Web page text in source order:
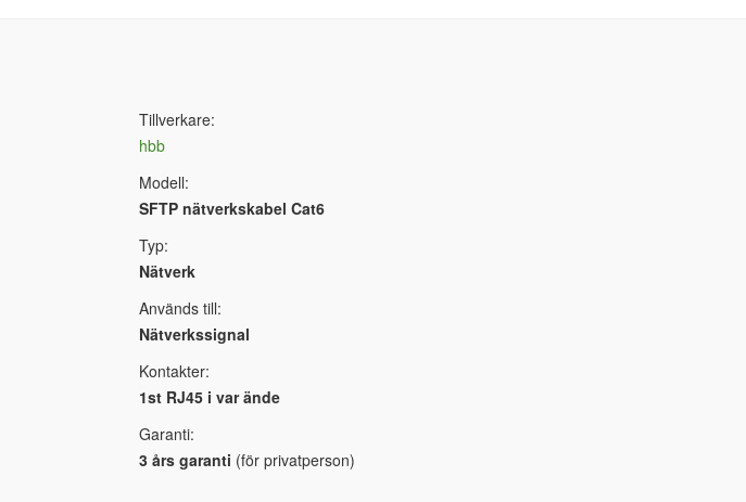
Tillverkare:
hbb
Modell:
SFTP nätverkskabel Cat6
Typ:
Nätverk
Används till:
Nätverkssignal
Kontakter:
1st RJ45 i var ände
Garanti:
3 års garanti (för privatperson)